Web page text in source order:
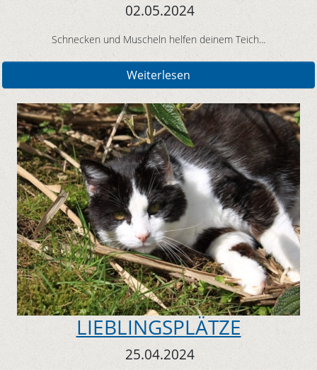
02.05.2024
Schnecken und Muscheln helfen deinem Teich...
Weiterlesen
LIEBLINGSPLÄTZE
25.04.2024